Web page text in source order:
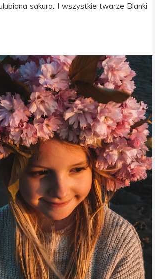
sakura. I wszystkie twarze Blanki